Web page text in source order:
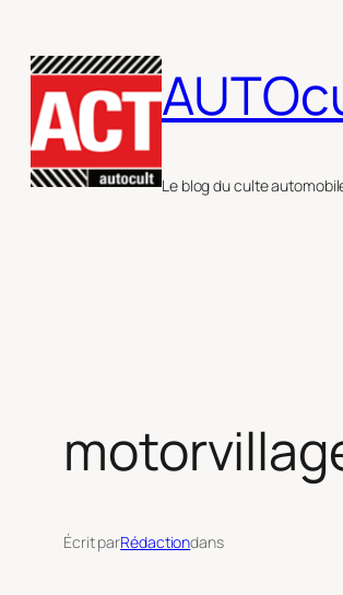
au
contenu
Le blog du culte
Écrit parRédactiondans